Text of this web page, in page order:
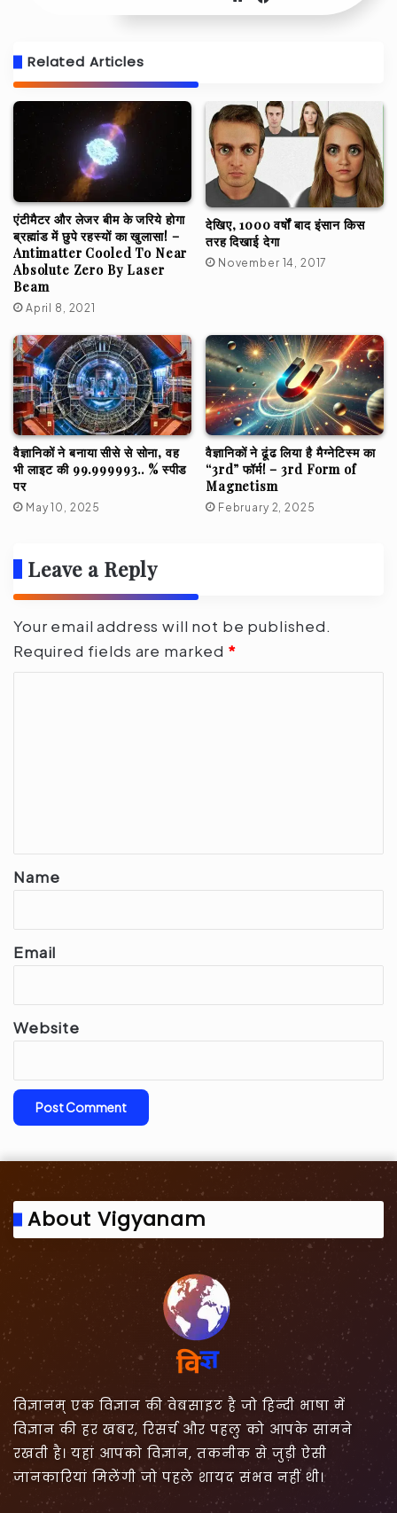
Related Articles
एंटीमैटर और लेजर बीम के जरिये होगा
ब्रह्मांड में छुपे रहस्यों का खुलासा! –
Antimatter Cooled To Near
Absolute Zero By Laser
Beam
April 8, 2021
देखिए, 1000 वर्षों बाद इंसान किस
तरह दिखाई देगा
November 14, 2017
वैज्ञानिकों ने बनाया सीसे से सोना, वह
भी लाइट की 99.999993.. % स्पीड
पर
May 10, 2025
वैज्ञानिकों ने ढूंढ लिया है मैग्नेटिस्म का
“3rd” फॉर्म! – 3rd Form of
Magnetism
February 2, 2025
Leave a Reply
Your email address will not be published.
Required fields are marked *
*
Name
Email
Website
About Vigyanam
विज्ञानम् एक विज्ञान की वेबसाइट है जो हिन्दी भाषा में
विज्ञान की हर खबर, रिसर्च और पहलु को आपके सामने
रखती है। यहां आपको विज्ञान, तकनीक से जुड़ी ऐसी
जानकारियां मिलेंगी जो पहले शायद संभव नहीं थी।